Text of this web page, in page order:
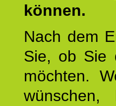
können.
Nach dem
Sie, ob Sie
möchten.
wünschen,